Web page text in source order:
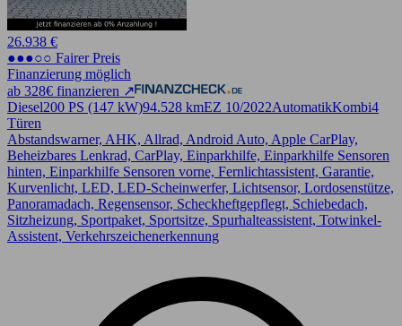
26.938 €
●●●○○ Fairer Preis
Finanzierung möglich
ab 328€ finanzieren ↗
Diesel200 PS (147 kW)94.528 kmEZ 10/2022AutomatikKombi4
Türen
Abstandswarner, AHK, Allrad, Android Auto, Apple CarPlay,
Beheizbares Lenkrad, CarPlay, Einparkhilfe, Einparkhilfe Sensoren
hinten, Einparkhilfe Sensoren vorne, Fernlichtassistent, Garantie,
Kurvenlicht, LED, LED-Scheinwerfer, Lichtsensor, Lordosenstütze,
Panoramadach, Regensensor, Scheckheftgepflegt, Schiebedach,
Sitzheizung, Sportpaket, Sportsitze, Spurhalteassistent, Totwinkel-
Assistent, Verkehrszeichenerkennung